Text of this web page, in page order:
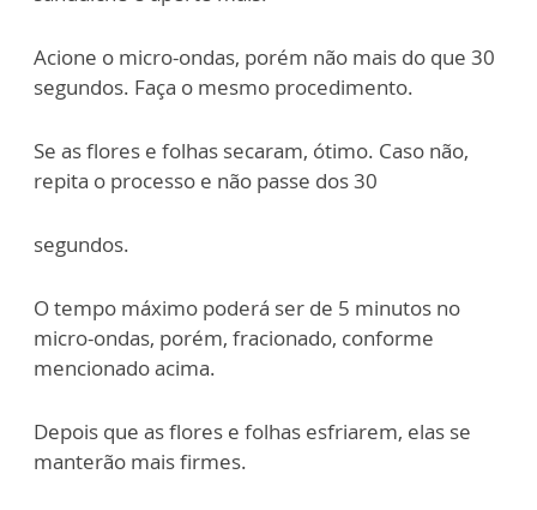
Acione o micro-ondas, porém não mais do que 30
segundos. Faça o mesmo procedimento.
Se as flores e folhas secaram, ótimo. Caso não,
repita o processo e não passe dos 30
segundos.
O tempo máximo poderá ser de 5 minutos no
micro-ondas, porém, fracionado, conforme
mencionado acima.
Depois que as flores e folhas esfriarem, elas se
manterão mais firmes.